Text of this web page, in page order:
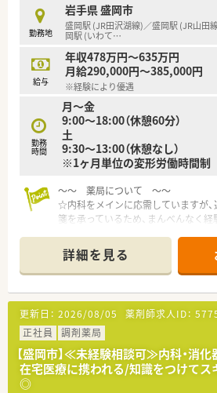
≪ 薬局紹介 ≫
・内科全般、消化器科をはじめ複数科
就業となります♪
・在宅対応もしており、地域に根差し
うな環境です。
・薬剤師は現在3名在籍しており、処
め、無理のない仕事量の中、勤務いた
勤務地
岩手県 盛岡市
盛岡駅 (JR田沢湖線)／盛岡駅 (JR山田
岡駅 (いわて…
給与
年収478万円～635万円
月給290,000円～385,000円
※経験により優遇
勤務
時間
月～金
9:00～18:00（休憩60分）
土
9:30～13:00（休憩なし）
※1ヶ月単位の変形労働時間制
～～ 薬局について ～～
☆内科をメインに応需していますが
箋を承っているため、まんべんなく経
が経験できるような環境です。
☆薬剤師は現在1名在籍しています。
☆最寄り駅は盛岡駅で、車で5分程度
～～ 魅力ポイント紹介♪ ～～
・休暇制度長期休暇にできるリフレ
彰制度、産休・育休の取得実績もござ
長く活躍できるよう、育休復帰など
て頂ける体制です◎
・人柄重視の採用！そのため、入社後
くりを経営者側が考えています。
詳細を見る
更新日： 2026/08/05 薬剤師求人ID：
正社員
調剤薬局
【盛岡市】≪未経験相談可≫内科・消
在宅医療に携われる/知識をつけてス
◎